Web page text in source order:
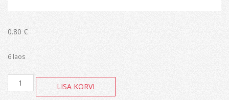
0.80 €
6 laos
Paber
kogus
LISA KORVI